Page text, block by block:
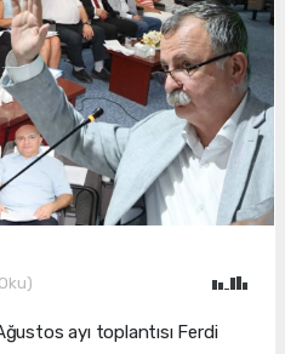
ayı toplantısı Ferdi